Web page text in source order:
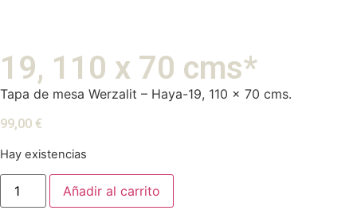
19, 110 x 70 cms*
Tapa de mesa Werzalit – Haya-19, 110 x 70 cms.
99,00 €
Hay existencias
Añadir al carrito